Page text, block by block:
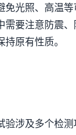
免光照、高温
需要注意防震
原有性质。
验涉及多个检